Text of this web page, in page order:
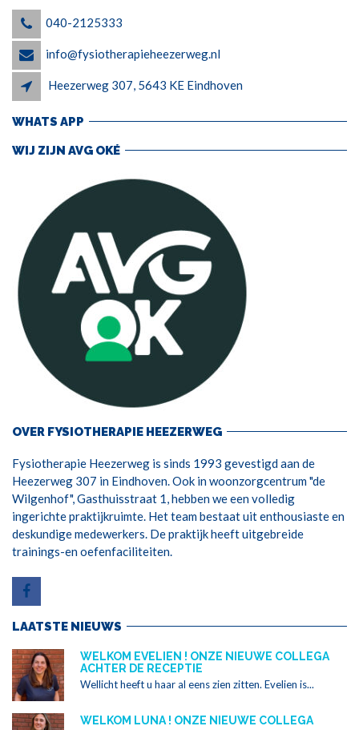
040-2125333
info@fysiotherapieheezerweg.nl
Heezerweg 307, 5643 KE Eindhoven
WHATS APP
WIJ ZIJN AVG OKÉ
OVER FYSIOTHERAPIE HEEZERWEG
Fysiotherapie Heezerweg is sinds 1993 gevestigd aan de
Heezerweg 307 in Eindhoven. Ook in woonzorgcentrum "de
Wilgenhof", Gasthuisstraat 1, hebben we een volledig
ingerichte praktijkruimte. Het team bestaat uit enthousiaste en
deskundige medewerkers. De praktijk heeft uitgebreide
trainings-en oefenfaciliteiten.
LAATSTE NIEUWS
WELKOM EVELIEN ! ONZE NIEUWE COLLEGA
ACHTER DE RECEPTIE
Wellicht heeft u haar al eens zien zitten. Evelien is...
WELKOM LUNA ! ONZE NIEUWE COLLEGA